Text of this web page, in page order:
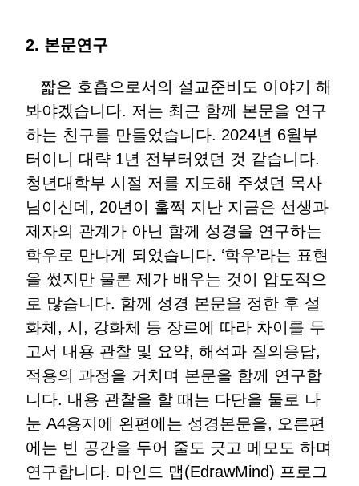
2. 본문연구
짧은 호흡으로서의 설교준비도 이야기 해
봐야겠습니다. 저는 최근 함께 본문을 연구
하는 친구를 만들었습니다. 2024년 6월부
터이니 대략 1년 전부터였던 것 같습니다.
청년대학부 시절 저를 지도해 주셨던 목사
님이신데, 20년이 훌쩍 지난 지금은 선생과
제자의 관계가 아닌 함께 성경을 연구하는
학우로 만나게 되었습니다. ‘학우’라는 표현
을 썼지만 물론 제가 배우는 것이 압도적으
로 많습니다. 함께 성경 본문을 정한 후 설
화체, 시, 강화체 등 장르에 따라 차이를 두
고서 내용 관찰 및 요약, 해석과 질의응답,
적용의 과정을 거치며 본문을 함께 연구합
니다. 내용 관찰을 할 때는 다단을 둘로 나
눈 A4용지에 왼편에는 성경본문을, 오른편
에는 빈 공간을 두어 줄도 긋고 메모도 하며
연구합니다. 마인드 맵(EdrawMind) 프로그